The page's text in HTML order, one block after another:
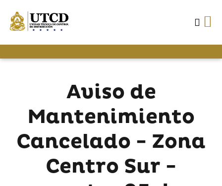
Aviso de
Mantenimiento
Cancelado - Zona
Centro Sur -